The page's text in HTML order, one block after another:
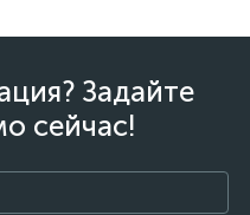
Задайте
сейчас!